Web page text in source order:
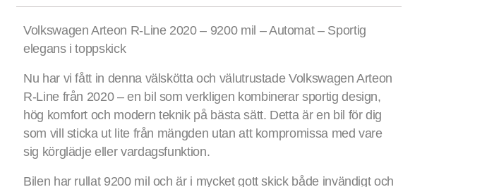
Volkswagen Arteon R-Line 2020 – 9200 mil – Automat – Sportig
elegans i toppskick
Nu har vi fått in denna välskötta och välutrustade Volkswagen Arteon
R-Line från 2020 – en bil som verkligen kombinerar sportig design,
hög komfort och modern teknik på bästa sätt. Detta är en bil för dig
som vill sticka ut lite från mängden utan att kompromissa med vare
sig körglädje eller vardagsfunktion.
Bilen har rullat 9200 mil och är i mycket gott skick både invändigt och